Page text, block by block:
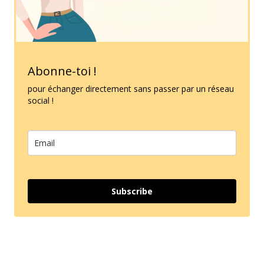
Abonne-toi !
pour échanger directement sans passer par un réseau
social !
Subscribe